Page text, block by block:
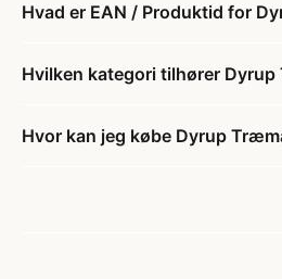
Hvad er EAN / Produktid for
Hvilken kategori tilhører
Hvor kan jeg købe Dyrup